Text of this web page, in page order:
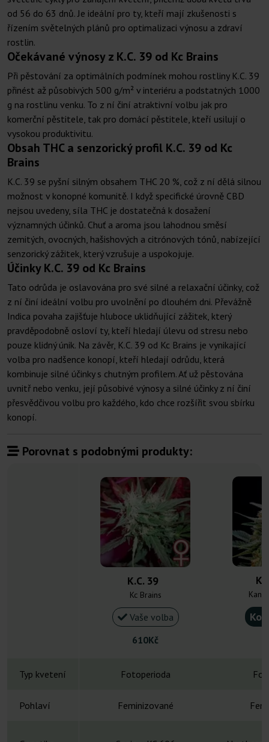
od 56 do 63 dnů. Je ideální pro ty, kteří mají zkušenosti s
řízením světelných plánů pro optimalizaci výnosu a zdraví
rostlin.
Očekávané výnosy z K.C. 39 od Kc Brains
Při pěstování za optimálních podmínek mohou rostliny K.C. 39
přinést až působivých 500 g/m² v interiéru a podstatných 1000
g na rostlinu venku. To z ní činí atraktivní volbu jak pro
komerční pěstitele, tak pro domácí pěstitele, kteří usilují o
vysokou produktivitu.
Obsah THC a senzorický profil K.C. 39 od Kc
Brains
K.C. 39 se pyšní silným obsahem THC 20 %, což z ní dělá silnou
možnost v konopné komunitě. I když specifické úrovně CBD
nejsou uvedeny, síla THC je dostatečná k dosažení
významných účinků. Chuť a aroma jsou lahodnou směsí
zemitých, ovocných, hašishových a citrónových tónů, nabízející
senzorický zážitek, který vzrušuje a uspokojuje.
Účinky K.C. 39 od Kc Brains
Tato odrůda je oslavována pro své silné a relaxační účinky, což
z ní činí ideální volbu pro uvolnění po dlouhém dni. Převážně
Indica povaha zajišťuje hluboce uklidňující zážitek, který
pravděpodobně osloví ty, kteří hledají úlevu od stresu nebo
pouze klidný únik. Na závěr, K.C. 39 od Kc Brains je vynikající
volba pro nadšence konopí, kteří hledají odrůdu, která
kombinuje silné účinky s chutným profilem. Ať už pěstována
uvnitř nebo venku, její působivé výnosy a silné účinky z ní činí
přesvědčivou volbu pro každého, kdo chce rozšířit svou sbírku
konopí.
Porovnat s podobnými produkty:
K.C. 39
Kc Brains
Vaše volba
610Kč
Typ kvetení Fotoperioda
Pohlaví Feminizované